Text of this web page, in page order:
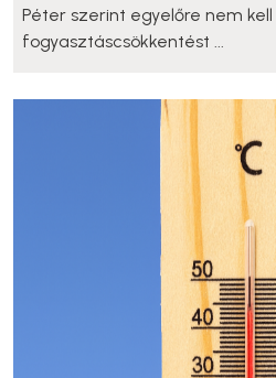
Péter szerint egyelőre nem
fogyasztáscsökkentést ...